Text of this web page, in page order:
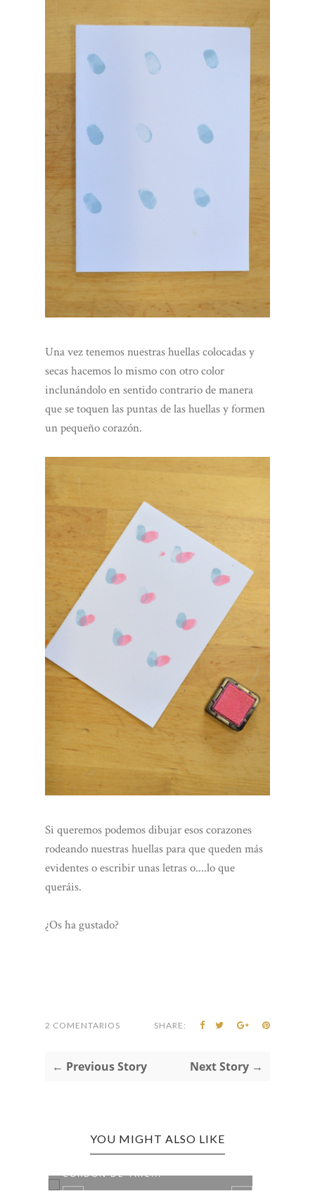
Una vez tenemos nuestras huellas colocadas y
secas hacemos lo mismo con otro color
inclunándolo en sentido contrario de manera
que se toquen las puntas de las huellas y formen
un pequeño corazón.
Si queremos podemos dibujar esos corazones
rodeando nuestras huellas para que queden más
evidentes o escribir unas letras o....lo que
queráis.
¿Os ha gustado?
2 COMENTARIOS SHARE:
← Previous Story Next Story →
YOU MIGHT ALSO LIKE
CORDÓN DE TRIC...